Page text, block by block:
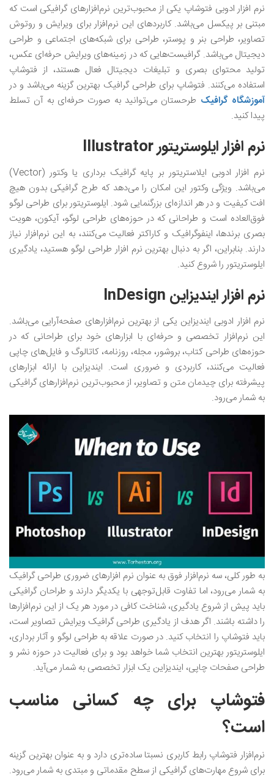
نرم افزار ادوبی فتوشاپ یکی از محبوب‌ترین نرم‌افزار‌های گرافیکی است که
مبتنی بر پیکسل می‌باشد. کاربردهای این نرم‌افزار برای ویرایش و روتوش
تصاویر، طراحی بنر و پوستر، طراحی برای شبکه‌های اجتماعی و طراحی
دیجیتال می‌باشد. گرافیست‌هایی که در زمینه‌های ویرایش حرفه‌ای عکس،
تولید محتوای بصری و تبلیغات دیجیتال فعال هستند، از فتوشاپ
استفاده می‌کنند. فتوشاپ برای طراحی گرافیک بهترین گزینه می‌باشد و در
آموزشگاه گرافیک طرحستان می‌توانید به صورت حرفه‌ای به آن تسلط
پیدا کنید.
نرم افزار ایلوستریتور Illustrator
نرم افزار ادوبی ایلاستریتور بر پایه گرافیک برداری یا وکتور (Vector)
می‌باشد. ویژگی وکتور این امکان را می‌دهد که طرح گرافیکی بدون هیچ
افت کیفیت و در هر اندازه‌ای بزرگنمایی شود. ایلوستریتور برای طراحی لوگو
فوق‌العاده است و طراحانی که در حوزه‌های طراحی لوگو، آیکون، هویت
بصری برندها، اینفوگرافیک و کاراکتر فعالیت می‌کنند، به این نرم‌افزار نیاز
دارند. بنابراین، اگر به دنبال بهترین نرم افزار طراحی لوگو هستید، یادگیری
ایلوستریتور را شروع کنید.
نرم افزار ایندیزاین InDesign
نرم افزار ادوبی ایندیزاین یکی از بهترین نرم‌افزارهای صفحه‌آرایی می‌باشد.
این نرم‌افزار تخصصی و حرفه‌ای با ابزارهای خود برای طراحانی که در
حوزه‌های طراحی کتاب، بروشور، مجله، روزنامه، کاتالوگ و فایل‌های چاپی
فعالیت می‌کنند، کاربردی و ضروری است. ایندیزاین با ارائه ابزارهای
پیشرفته برای چیدمان متن و تصاویر، از محبوب‌ترین نرم‌افزار‌های گرافیکی
به شمار می‌رود.
به طور کلی، سه نرم‌افزار فوق به عنوان نرم افزارهای ضروری طراحی گرافیک
به شمار می‌رود، اما تفاوت قابل‌توجهی با یکدیگر دارند و طراحان گرافیکی
باید پیش از شروع یادگیری، شناخت کافی در مورد هر یک از این نرم‌افزارها
را داشته باشند. اگر هدف از یادگیری طراحی گرافیک ویرایش تصاویر است،
باید فتوشاپ را انتخاب کنید. در صورت علاقه به طراحی لوگو و آثار برداری،
ایلوستریتور بهترین انتخاب شما خواهد بود و برای فعالیت در حوزه نشر و
طراحی صفحات چاپی، ایندیزاین یک ابزار تخصصی به شمار می‌آید.
فتوشاپ برای چه کسانی مناسب
است؟
نرم‌افزار فتوشاپ رابط کاربری نسبتا ساده‌تری دارد و به عنوان بهترین گزینه
برای شروع مهارت‌های گرافیکی از سطح مقدماتی و مبتدی به شمار می‌رود.